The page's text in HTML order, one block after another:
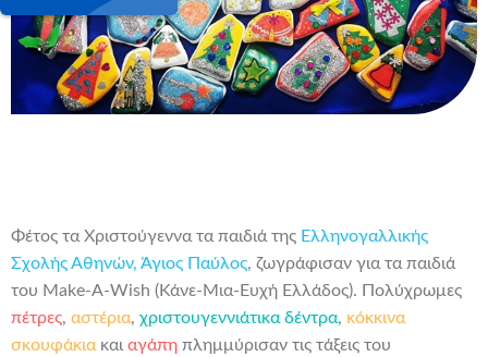
Φέτος τα Χριστούγεννα τα παιδιά της Ελληνογαλλικής
Σχολής Αθηνών, Άγιος Παύλος, ζωγράφισαν για τα παιδιά
του Make-A-Wish (Κάνε-Μια-Ευχή Ελλάδος). Πολύχρωμες
πέτρες, αστέρια, χριστουγεννιάτικα δέντρα, κόκκινα
σκουφάκια και αγάπη πλημμύρισαν τις τάξεις του